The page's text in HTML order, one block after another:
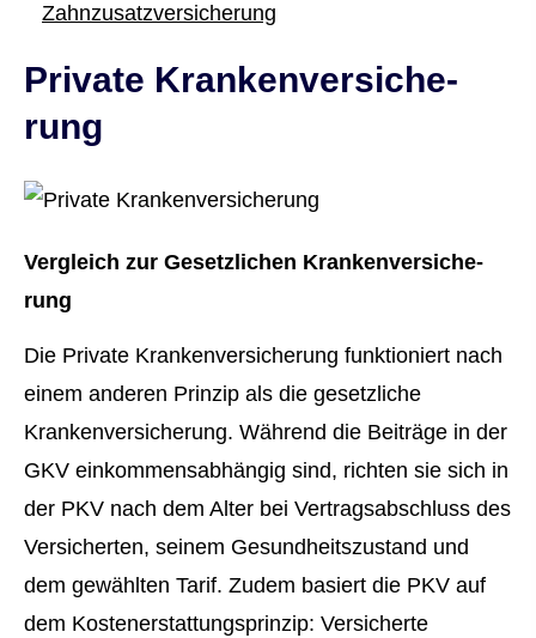
Zahn­zu­satz­ver­si­che­rung
Private Kranken­ver­si­che­
rung
Vergleich zur Gesetzlichen Kranken­ver­si­che­
rung
Die Private Kranken­ver­si­che­rung funktioniert nach
einem anderen Prinzip als die gesetzliche
Kranken­ver­si­che­rung. Während die Beiträge in der
GKV einkommensabhängig sind, richten sie sich in
der PKV nach dem Alter bei Vertragsabschluss des
Versicherten, seinem Gesundheitszustand und
dem gewählten Tarif. Zudem basiert die PKV auf
dem Kostenerstattungsprinzip: Versicherte